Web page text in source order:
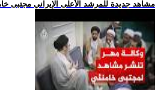
.. مشاهد جديدة للمرشد الأعلى الإيراني مجتبى